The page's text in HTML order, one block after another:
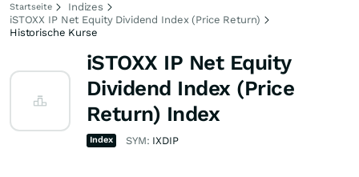
Startseite
Indizes
iSTOXX IP Net Equity Dividend Index (Price Return)
Historische Kurse
iSTOXX IP Net Equity
Dividend Index (Price
Return) Index
Index SYM: IXDIP